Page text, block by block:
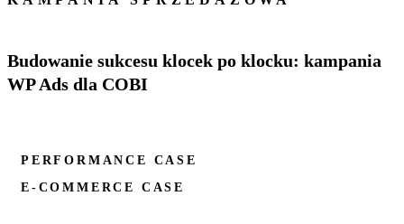
Budowanie sukcesu klocek po klocku: kampania
WP Ads dla COBI
PERFORMANCE CASE
E-COMMERCE CASE